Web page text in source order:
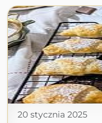
20 stycznia 2025